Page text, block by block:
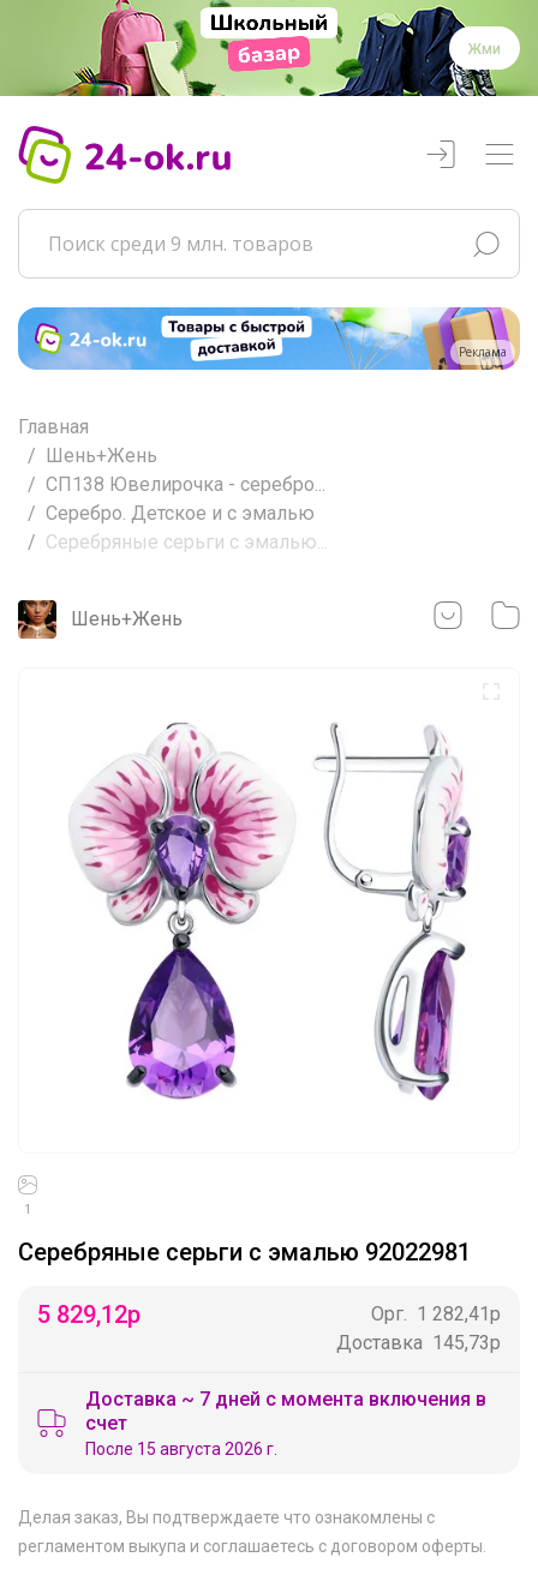
Жми
Реклама
Главная
Шень+Жень
СП138 Ювелирочка - серебро...
Серебро. Детское и с эмалью
Серебряные серьги с эмалью...
Шень+Жень
1
Серебряные серьги с эмалью 92022981
5 829,12р Орг.
1 282,41р
Доставка 145,73р
Доставка ~ 7 дней с момента включения в
счет
После 15 августа 2026 г.
Делая заказ, Вы подтверждаете что ознакомлены с
регламентом выкупа и соглашаетесь с договором оферты